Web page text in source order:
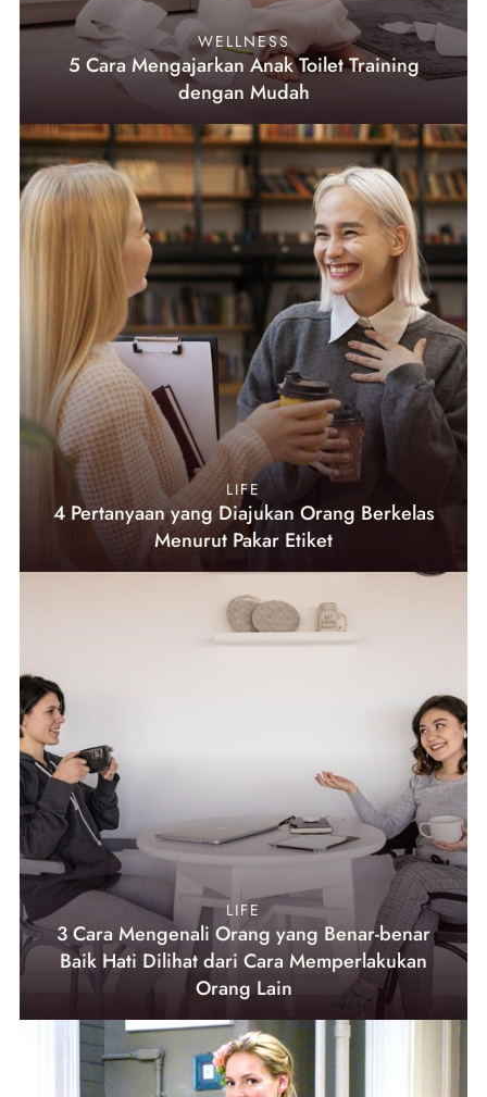
WELLNESS
5 Cara Mengajarkan Anak Toilet Training
dengan Mudah
LIFE
4 Pertanyaan yang Diajukan Orang Berkelas
Menurut Pakar Etiket
LIFE
3 Cara Mengenali Orang yang Benar-benar
Baik Hati Dilihat dari Cara Memperlakukan
Orang Lain